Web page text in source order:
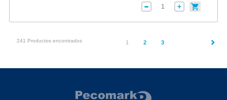
241 Productos encontrados 1 (current)
2 3